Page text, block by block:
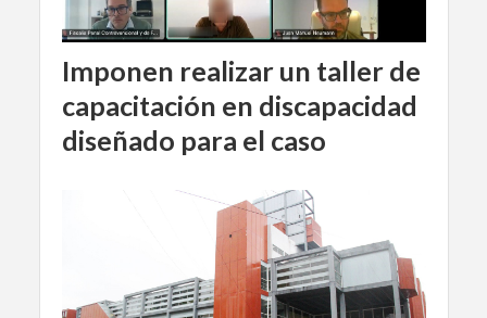
Imponen realizar un taller de
capacitación en discapacidad
diseñado para el caso